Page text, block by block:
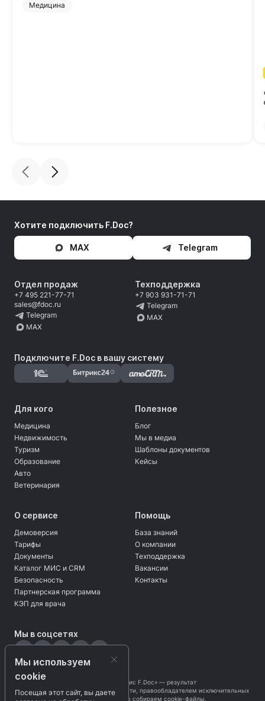
Медицина
Хотите подключить F.Doc?
MAX Telegram
Подключите F.Doc в вашу систему
Отдел продаж
+7 495 221-77-71
sales@fdoc.ru
Telegram
MAX
Техподдержка
+7 903 931-71-71
Telegram
MAX
Для кого
Медицина
Недвижимость
Туризм
Образование
Авто
Ветеринария
Полезное
Блог
Мы в медиа
Шаблоны документов
Кейсы
О сервисе
Демоверсия
Тарифы
Документы
Каталог МИС и CRM
Безопасность
Партнерская программа
КЭП для врача
Помощь
База знаний
О компании
Техподдержка
Вакансии
Контакты
Мы в соцсетях
Программа «Безбумажный офис F.Doc» — результат
интеллектуальной деятельности, правообладателем исключительных
прав является
ЗАО «ЦЦС» . Мы собираем cookie-файлы,
Мы используем
cookie
Посещая этот сайт, вы даете